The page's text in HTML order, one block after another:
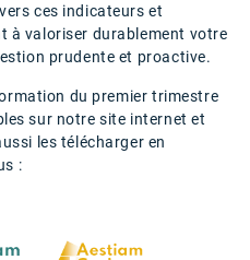
ces indicateurs et
à valoriser durablement votre
prudente et proactive.
du premier trimestre
sur notre site internet et
les télécharger en
: